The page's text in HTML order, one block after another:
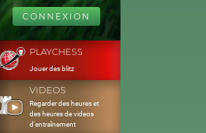
CONNEXION
PLAYCHESS
Jouer des blitz
VIDEOS
Regarder des heures et
des heures de videos
d'entraînement